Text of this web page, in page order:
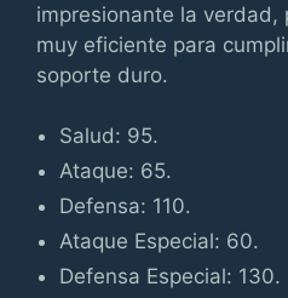
impresionante la verdad,
muy eficiente para
soporte duro.
Salud: 95.
Ataque: 65.
Defensa: 110.
Ataque Especial: 60.
Defensa Especial: 130.